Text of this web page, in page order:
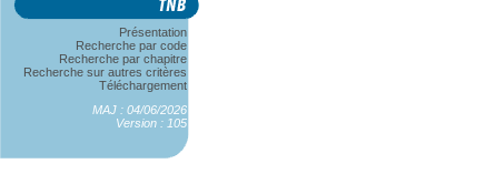
Présentation
Recherche par code
Recherche par chapitre
Recherche sur autres critères
Téléchargement
MAJ : 04/06/2026
Version : 105